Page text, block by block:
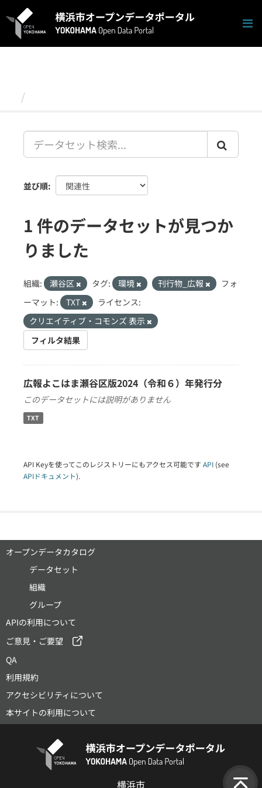
キ
並び順
1 件のデータセットが見つか
りました
組織: 瀬谷区 タグ: 環境 刊行物_広報
フォ
ーマット:
TXT
ライセンス:
クリエイティブ・コモンズ 表示
フィルタ結果
広報よこはま瀬谷区版2024（令和６）年発行分
このデータセットには説明がありません
TXT
API Keyを使ってこのレジストリーにもアクセス可能です API (see
APIドキュメント).
オープンデータカタログ
データセット
組織
グループ
APIの利用について
ご意見・ご要望
QA
利用規約
アクセシビリティについて
本サイトの利用について
横浜市